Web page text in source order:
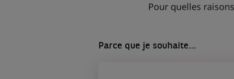
Pour quelles
Parce que je souhaite...